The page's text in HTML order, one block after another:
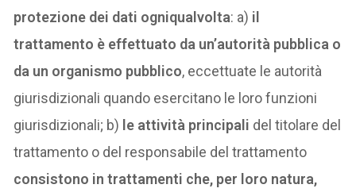
protezione dei dati ogniqualvolta: a) il
trattamento è effettuato da un’autorità pubblica o
da un organismo pubblico, eccettuate le autorità
giurisdizionali quando esercitano le loro funzioni
giurisdizionali; b) le attività principali del titolare del
trattamento o del responsabile del trattamento
consistono in trattamenti che, per loro natura,